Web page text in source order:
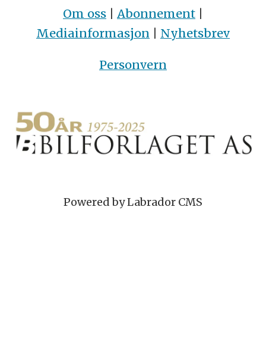
Om oss Abonnement
Mediainformasjon
Nyhetsbrev
Personvern
Powered by Labrador CMS